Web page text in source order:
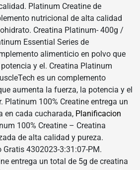
Platinum Creatine de
nutricional de alta calidad
Creatina Platinum- 400g /
Essential Series de
alimenticio en polvo que
y el. Creatina Platinum
es un complemento
aumenta la fuerza, la potencia y el
Platinum 100% Creatine entrega un
en cada cucharada, Planificacion
100% Creatine – Creatina
de alta calidad y pureza.
4302023-3:31:07-PM.
entrega un total de 5g de creatina